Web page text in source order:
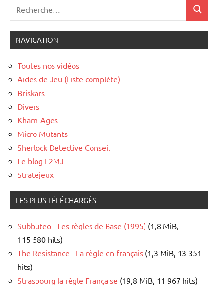
:
NAVIGATION
Toutes nos vidéos
Aides de Jeu (Liste complète)
Briskars
Divers
Kharn-Ages
Micro Mutants
Sherlock Detective Conseil
Le blog L2MJ
Stratejeux
LES PLUS TÉLÉCHARGÉS
Subbuteo - Les règles de Base (1995) (1,8 MiB,
115 580 hits)
The Resistance - La règle en français (1,3 MiB, 13 351
hits)
Strasbourg la règle Française (19,8 MiB, 11 967 hits)